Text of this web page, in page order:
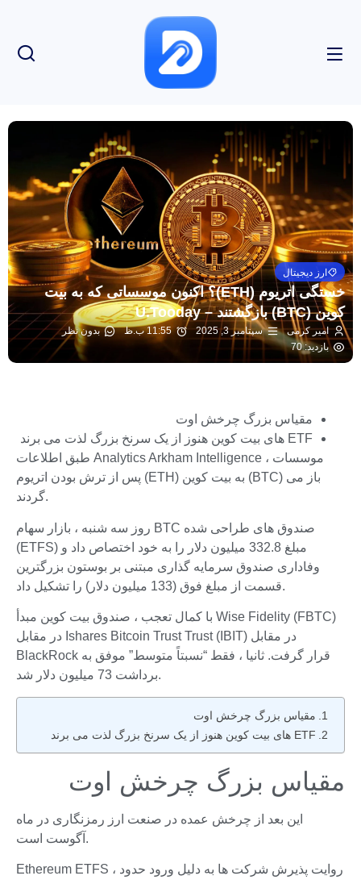
ارز دیجیتال
خستگی اتریوم (ETH)؟ اکنون موسساتی که به بیت
کوین (BTC) بازگشتند – U.Tooday
امیر کرمی سپتامبر 3, 2025 11:55 ب.ظ
بدون نظر
بازدید: 70
مقیاس بزرگ چرخش اوت
ETF های بیت کوین هنوز از یک سرنخ بزرگ لذت می برند
طبق اطلاعات Analytics Arkham Intelligence ، موسسات
پس از ترش بودن اتریوم (ETH) به بیت کوین (BTC) باز می
گردند.
روز سه شنبه ، بازار سهام BTC صندوق های طراحی شده
(ETFS) مبلغ 332.8 میلیون دلار را به خود اختصاص داد و
وفاداری صندوق سرمایه گذاری مبتنی بر بوستون بزرگترین
قسمت از مبلغ فوق (133 میلیون دلار) را تشکیل داد.
با کمال تعجب ، صندوق بیت کوین مبدأ Wise Fidelity (FBTC)
در مقابل Ishares Bitcoin Trust Trust (IBIT) در مقابل
BlackRock قرار گرفت. ثانیا ، فقط “نسبتاً متوسط” موفق به
برداشت 73 میلیون دلار شد.
مقیاس بزرگ چرخش اوت
ETF های بیت کوین هنوز از یک سرنخ بزرگ لذت می برند
مقیاس بزرگ چرخش اوت
این بعد از چرخش عمده در صنعت ارز رمزنگاری در ماه
آگوست است.
Ethereum ETFS ، روایت پذیرش شرکت ها به دلیل ورود حدود